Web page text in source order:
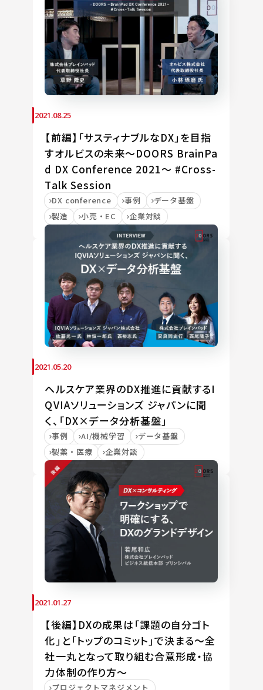
2021.08.25
【前編】「サスティナブルなDX」を目指
すオルビスの未来～DOORS BrainPa
d DX Conference 2021～ #Cross-
Talk Session
DX conference 事例
データ基盤
製造
小売・EC 企業対談
2021.05.20
ヘルスケア業界のDX推進に貢献するI
QVIAソリューションズ ジャパンに聞
く、「DX×データ分析基盤」
事例 AI/機械学習
データ基盤
製薬・医療
企業対談
2021.01.27
【後編】DXの成果は「課題の自分ゴト
化」と「トップのコミット」で決まる～全
社一丸となって取り組む合意形成・協
力体制の作り方～
プロジェクトマネジメント